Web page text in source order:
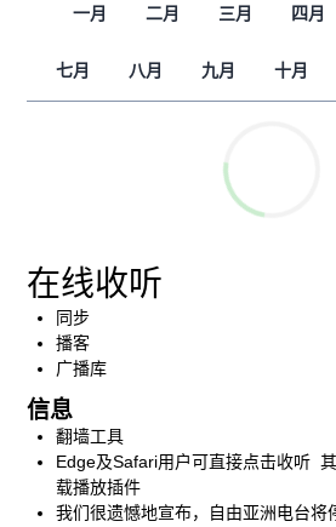
一月 二月 三月 四月
七月 八月 九月 十月
在线收听
同步
播客
广播库
信息
翻墙工具
Edge及Safari用户可直接点击收听
载播放插件
我们很遗憾地宣布，自由亚洲电台将